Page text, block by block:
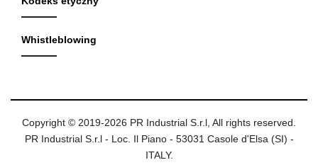
Whistleblowing
Copyright © 2019-2026 PR Industrial S.r.l, All rights reserved.
PR Industrial S.r.l - Loc. Il Piano - 53031 Casole d'Elsa (SI) -
ITALY.